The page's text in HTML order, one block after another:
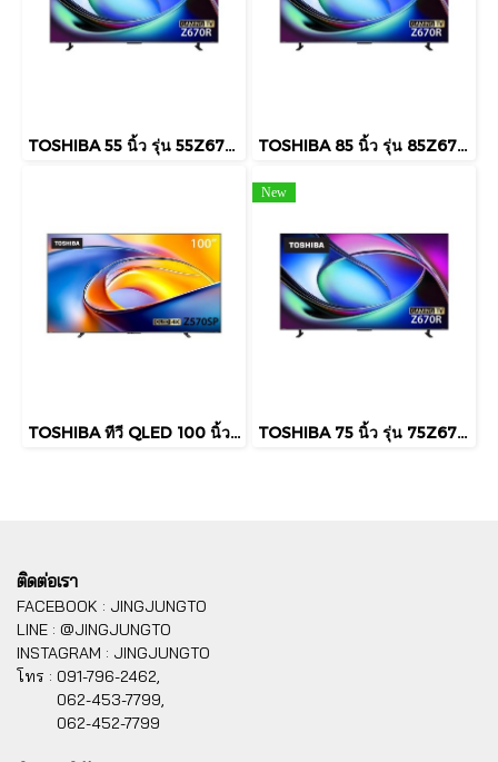
TOSHIBA 55 นิ้ว รุ่น 55Z670RP 4K MINI LED Smart TV ระบบ VIDAA TOSHIBA 85 นิ้ว รุ่น 85Z670RP 4K MINI LED Smart TV ระบบ VIDAA
TOSHIBA ทีวี QLED 100 นิ้ว รุ่น 100Z570SP 4K QLED Smart TV ระบบ VIDAA
New
TOSHIBA 75 นิ้ว รุ่น 75Z670RP 4K MINI LED Smart TV ระบบ VIDAA
ติดต่อเรา
FACEBOOK : JINGJUNGTO
LINE : @JINGJUNGTO
INSTAGRAM : JINGJUNGTO
โทร : 091-796-2462,
062-453-7799,
062-452-7799